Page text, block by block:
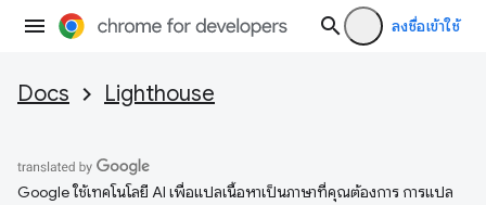
ลงชื่อเข้าใช้
Docs Lighthouse
Google ใช้เทคโนโลยี AI เพื่อแปลเนื้อหาเป็นภาษาที่คุณต้องการ การแปล